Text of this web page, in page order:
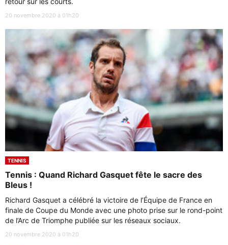
20 novembre 2020 à 01h20
TENNIS
Tennis : Quand Richard Gasquet fête le sacre des
Bleus !
Richard Gasquet a célébré la victoire de l’Équipe de France en
finale de Coupe du Monde avec une photo prise sur le rond-point
de l’Arc de Triomphe publiée sur les réseaux sociaux.
20 novembre 2020 à 01h20